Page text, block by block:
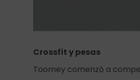
Crossfit y pesas
Toomey comenzó a